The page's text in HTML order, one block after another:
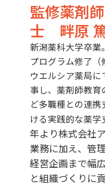
監修薬剤
士 畔原
新潟薬科大学卒
プログラム修了（
ウエルシア薬局
事し、薬剤師教育
ど多職種との連
ける実践的な薬学
年より株式会社
業務に加え、管
経営企画まで幅
と組織づくりに